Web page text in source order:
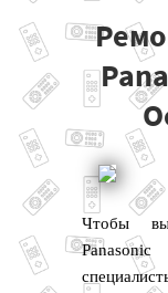
МОДЕЛИ
НАШИ
Чтобы